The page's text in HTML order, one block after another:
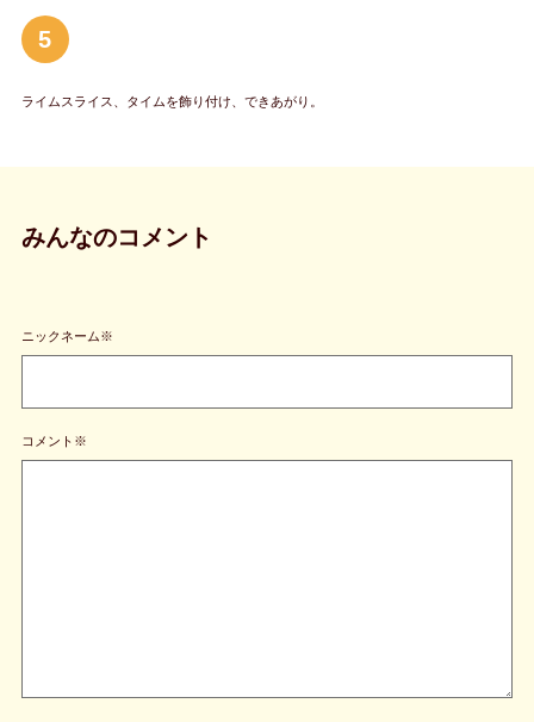
5
ライムスライス、タイムを飾り付け、できあがり。
みんなのコメント
ニックネーム※
コメント※